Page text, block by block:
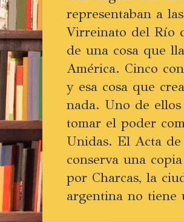
representaban a
Virreinato del Río
de una cosa que
América. Cinco
y esa cosa que
nada. Uno de
tomar el poder
Unidas. El Acta
conserva una
por Charcas, la
argentina no tiene